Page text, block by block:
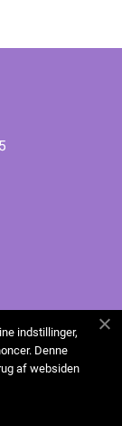
indstillinger,
Denne
af websiden